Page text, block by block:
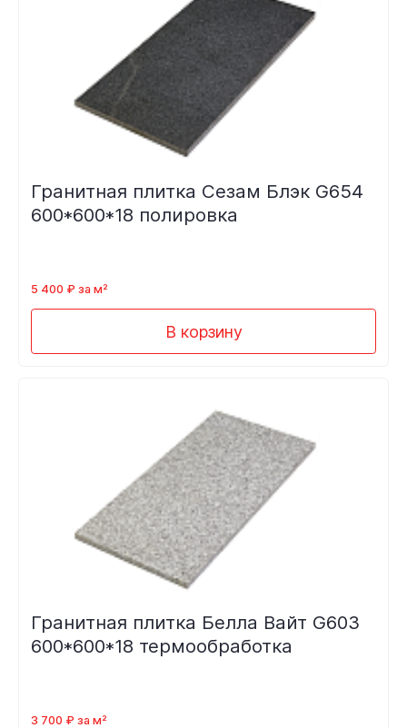
Гранитная плитка Сезам Блэк G654
600*600*18 полировка
5 400 ₽ за м²
В корзину
Гранитная плитка Белла Вайт G603
600*600*18 термообработка
3 700 ₽ за м²